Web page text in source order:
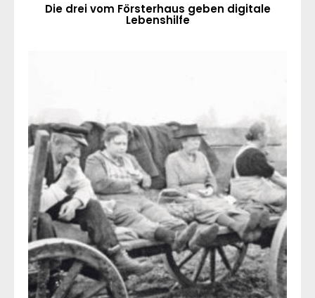
Die drei vom Försterhaus geben digitale
Lebenshilfe